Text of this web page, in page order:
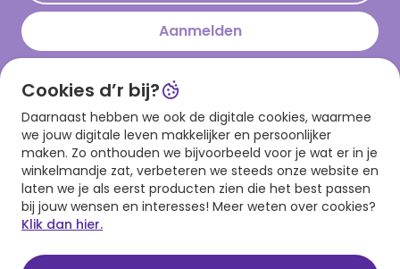
Hallmark en KinderpostzegelsAanmelden
Download onze app
Cookies d’r bij?
Daarnaast hebben we ook de digitale cookies, waarmee
we jouw digitale leven makkelijker en persoonlijker
maken. Zo onthouden we bijvoorbeeld voor je wat er in je
winkelmandje zat, verbeteren we steeds onze website en
laten we je als eerst producten zien die het best passen
bij jouw wensen en interesses! Meer weten over cookies?
Klik dan hier.